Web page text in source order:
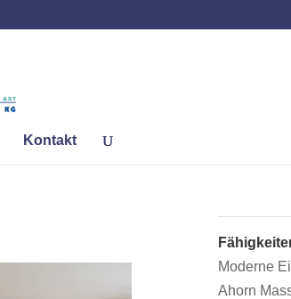
Kontakt
Moderne
Ahorn